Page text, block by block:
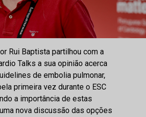
Rui Baptista partilhou com a
Talks a sua opinião acerca
de embolia pulmonar,
primeira vez durante o ESC
a importância de estas
nova discussão das opções